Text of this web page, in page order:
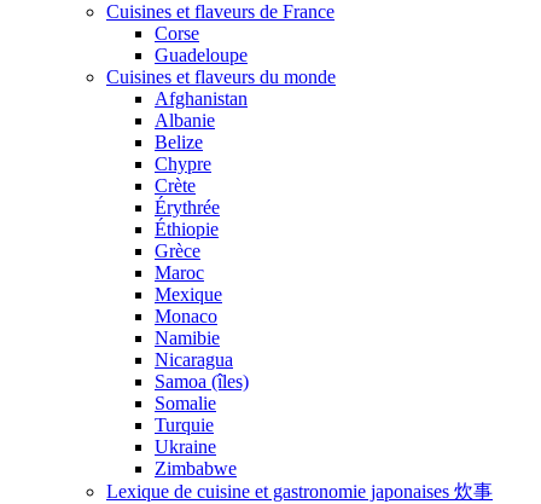
Cuisines et flaveurs de France
Corse
Guadeloupe
Cuisines et flaveurs du monde
Afghanistan
Albanie
Belize
Chypre
Crète
Érythrée
Éthiopie
Grèce
Maroc
Mexique
Monaco
Namibie
Nicaragua
Samoa (îles)
Somalie
Turquie
Ukraine
Zimbabwe
Lexique de cuisine et gastronomie japonaises 炊事